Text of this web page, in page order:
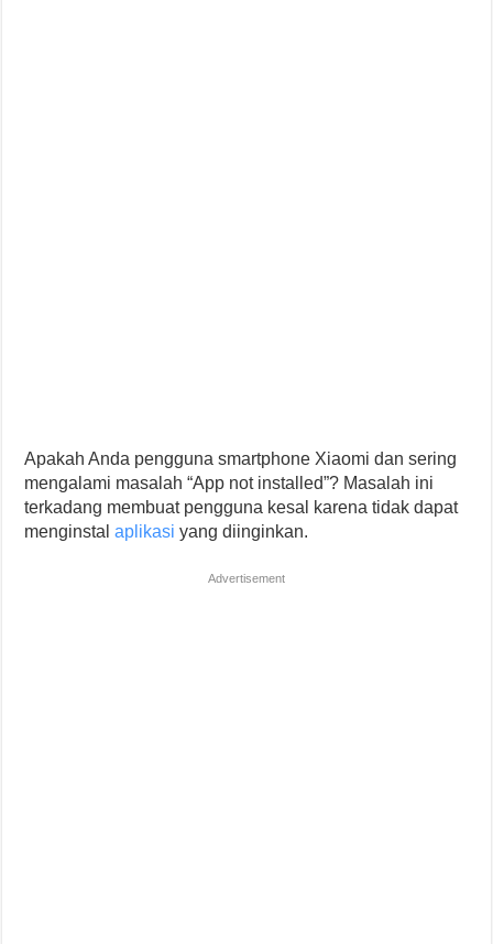
Apakah Anda pengguna smartphone Xiaomi dan sering
mengalami masalah “App not installed”? Masalah ini
terkadang membuat pengguna kesal karena tidak dapat
menginstalaplikasi yang diinginkan.
Advertisement